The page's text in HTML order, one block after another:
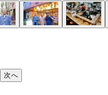
次へ